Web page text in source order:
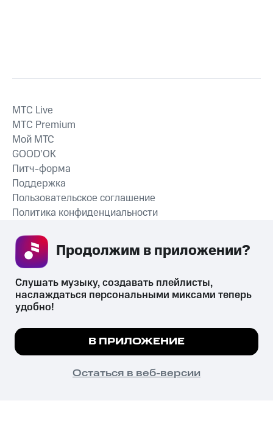
СКАЧАТЬ ПРИЛОЖЕНИЕ
MTС Live
MTС Premium
Мой МТС
GOOD’OK
Питч-форма
Поддержка
Пользовательское соглашение
Политика конфиденциальности
психотропных веществ, их аналогов причиняет вред здоровью,
их незаконный оборот запрещён и влечёт установленную
законодательством ответственность.
© 2026 ООО «КИОН».
Все права защищены
Мы используем куки, чтобы на сайте все
Подробнее
ПОНЯТНО
Слушать музыку, создавать плейлисты,
наслаждаться персональными миксами теперь
удобно!
В ПРИЛОЖЕНИЕ
Остаться в веб-версии